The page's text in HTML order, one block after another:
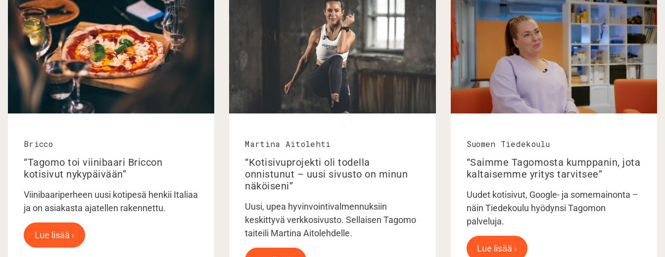
Bricco
“Tagomo toi viinibaari Briccon
kotisivut nykypäivään”
Viinibaariperheen uusi kotipesä henkii Italiaa
ja on asiakasta ajatellen rakennettu.
Lue lisää ›
Martina Aitolehti
“Kotisivuprojekti oli todella
onnistunut – uusi sivusto on minun
näköiseni”
Uusi, upea hyvinvointivalmennuksiin
keskittyvä verkkosivusto. Sellaisen Tagomo
taiteili Martina Aitolehdelle.
Suomen Tiedekoulu
“Saimme Tagomosta kumppanin, jota
kaltaisemme yritys tarvitsee”
Uudet kotisivut, Google- ja somemainonta –
näin Tiedekoulu hyödynsi Tagomon
palveluja.
Lue lisää ›